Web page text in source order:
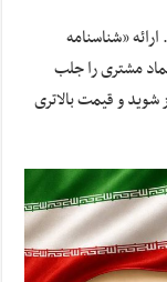
«شناسنامه
مشتری را جلب
شوید و قیمت بالاتری